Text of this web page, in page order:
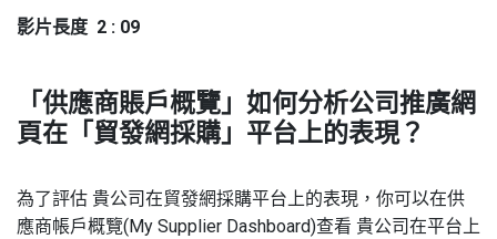
影片長度 2 : 09
「供應商賬戶概覽」如何分析公司推廣網
頁在「貿發網採購」平台上的表現？
為了評估 貴公司在貿發網採購平台上的表現，你可以在供
應商帳戶概覽(My Supplier Dashboard)查看 貴公司在平台上